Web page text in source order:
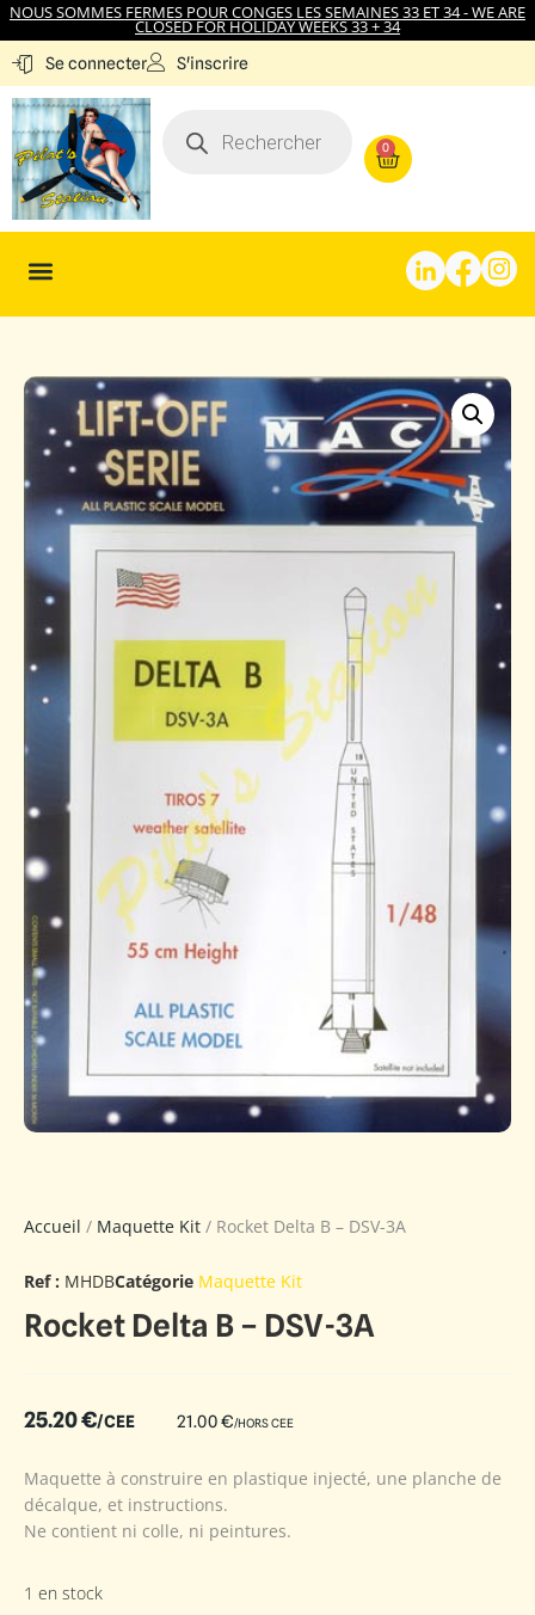
NOUS SOMMES FERMES POUR CONGES LES SEMAINES 33 ET 34 - WE ARE
CLOSED FOR HOLIDAY WEEKS 33 + 34
Se connecter S'inscrire
0
Accueil / Maquette Kit / Rocket Delta B – DSV-3A
Ref : MHDBCatégorie Maquette Kit
Rocket Delta B – DSV-3A
25.20€/CEE 21.00€/HORS CEE
Maquette à construire en plastique injecté, une planche de
décalque, et instructions.
Ne contient ni colle, ni peintures.
1 en stock